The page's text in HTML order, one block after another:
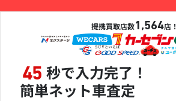
提携買取店数1,564店！
45 秒で入力完了！
簡単ネット車査定